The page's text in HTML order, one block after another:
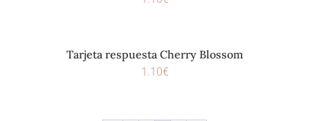
Tarjeta respuesta Cherry Blossom
1.10€